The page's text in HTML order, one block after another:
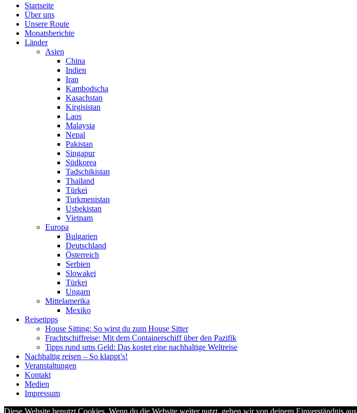
Startseite
Über uns
Unsere Route
Monatsberichte
Länder
Asien
China
Indien
Iran
Kambodscha
Kasachstan
Kirgisistan
Laos
Malaysia
Nepal
Pakistan
Singapur
Südkorea
Tadschikistan
Thailand
Türkei
Turkmenistan
Usbekistan
Vietnam
Europa
Bulgarien
Deutschland
Österreich
Serbien
Slowakei
Türkei
Ungarn
Mittelamerika
Mexiko
Reisetipps
House Sitting: So wirst du zum House Sitter
Frachtschiffreise: Mit dem Containerschiff über den Pazifik
Tipps rund ums Geld: Das kostet eine nachhaltige Weltreise
Nachhaltig reisen – So klappt’s!
Veranstaltungen
Kontakt
Medien
Impressum
Diese Website benutzt Cookies. Wenn du die Website weiter nutzt, gehen wir von deinem Einverständnis aus.